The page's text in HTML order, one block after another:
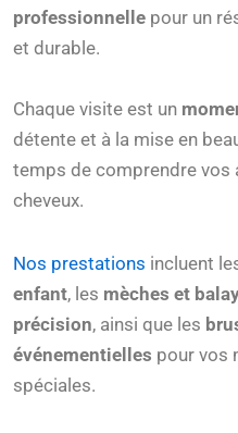
professionnelle pour un
et durable.
Chaque visite est un
détente et à la mise en
temps de comprendre vos
cheveux.
Nos prestations incluent
enfant, les mèches et
précision, ainsi que les
événementielles pour vos
spéciales.